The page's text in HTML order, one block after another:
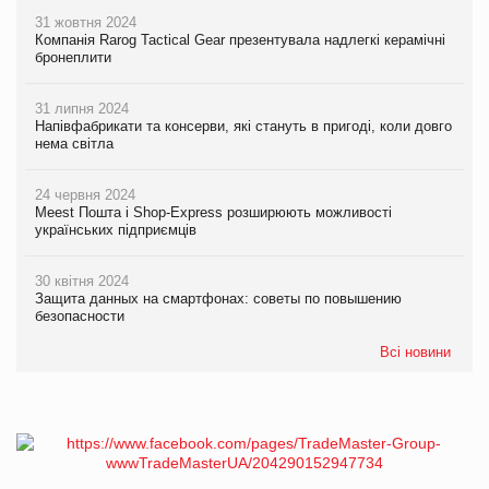
31 жовтня 2024
Компанія Rarog Tactical Gear презентувала надлегкі керамічні
бронеплити
31 липня 2024
Напівфабрикати та консерви, які стануть в пригоді, коли довго
нема світла
24 червня 2024
Meest Пошта і Shop-Express розширюють можливості
українських підприємців
30 квітня 2024
Защита данных на смартфонах: советы по повышению
безопасности
Всі новини